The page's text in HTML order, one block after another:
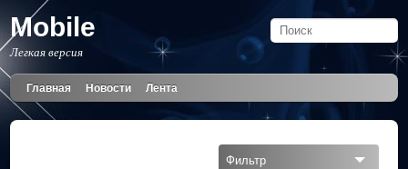
Mobile
Легкая версия
Главная Новости Лента
Фильтр